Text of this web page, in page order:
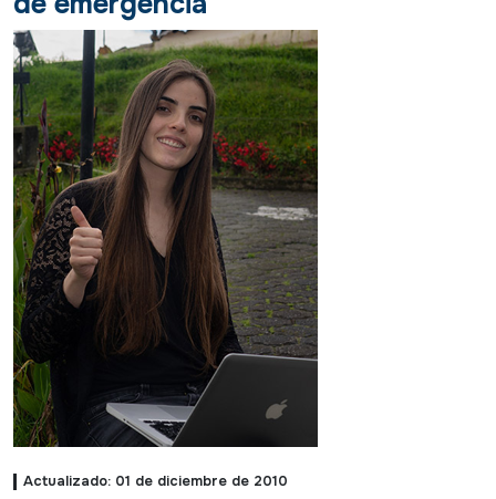
Actualizado: 01 de diciembre de 2010